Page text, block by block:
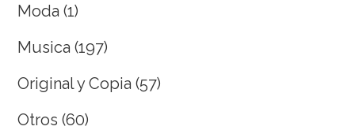
Moda (1)
Musica (197)
Original y Copia (57)
Otros (60)